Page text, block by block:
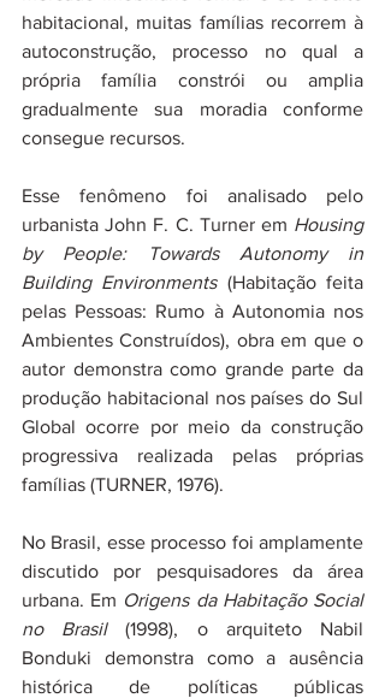
habitacional, muitas famílias recorrem à
autoconstrução, processo no qual a
própria família constrói ou amplia
gradualmente sua moradia conforme
consegue recursos.
Esse fenômeno foi analisado pelo
urbanista John F. C. Turner em Housing
by People: Towards Autonomy in
Building Environments (Habitação feita
pelas Pessoas: Rumo à Autonomia nos
Ambientes Construídos), obra em que o
autor demonstra como grande parte da
produção habitacional nos países do Sul
Global ocorre por meio da construção
progressiva realizada pelas próprias
famílias (TURNER, 1976).
No Brasil, esse processo foi amplamente
discutido por pesquisadores da área
urbana. Em Origens da Habitação Social
no Brasil (1998), o arquiteto Nabil
Bonduki demonstra como a ausência
histórica de políticas públicas